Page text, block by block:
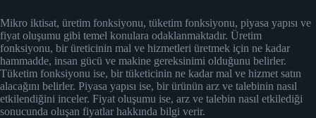
Mikro iktisat, üretim fonksiyonu, tüketim fonksiyonu, piyasa yapısı ve
fiyat oluşumu gibi temel konulara odaklanmaktadır. Üretim
fonksiyonu, bir üreticinin mal ve hizmetleri üretmek için ne kadar
hammadde, insan gücü ve makine gereksinimi olduğunu belirler.
Tüketim fonksiyonu ise, bir tüketicinin ne kadar mal ve hizmet satın
alacağını belirler. Piyasa yapısı ise, bir ürünün arz ve talebinin nasıl
etkilendiğini inceler. Fiyat oluşumu ise, arz ve talebin nasıl etkilediği
sonucunda oluşan fiyatlar hakkında bilgi verir.